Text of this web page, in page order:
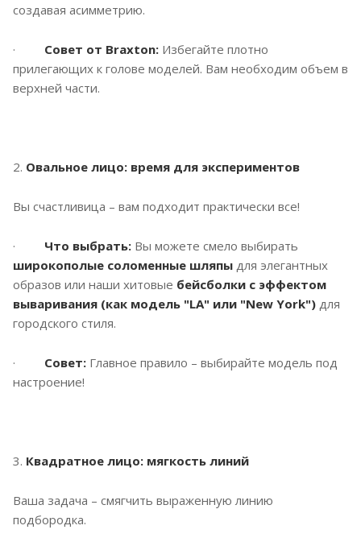
создавая асимметрию.
· Совет от Braxton: Избегайте плотно
прилегающих к голове моделей. Вам необходим объем в
верхней части.
2. Овальное лицо: время для экспериментов
Вы счастливица – вам подходит практически все!
· Что выбрать: Вы можете смело выбирать
широкополые соломенные шляпы для элегантных
образов или наши хитовые бейсболки с эффектом
вываривания (как модель "LA" или "New York") для
городского стиля.
· Совет: Главное правило – выбирайте модель под
настроение!
3. Квадратное лицо: мягкость линий
Ваша задача – смягчить выраженную линию
подбородка.